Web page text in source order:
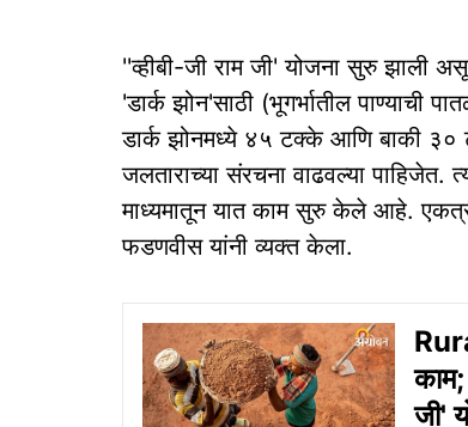
''व्हीबी-जी राम जी' योजना सुरु झाली
'डार्क झोन'साठी (भूगर्भातील पाण्याची
डार्क झोनमध्ये ४५ टक्के आणि बाकी ३०
जलताराच्या संरचना वाढवल्या पाहिजेत.
माध्यमातून यात काम सुरु केले आहे.
फडणवीस यांनी व्यक्त केला.
काम;
जी'